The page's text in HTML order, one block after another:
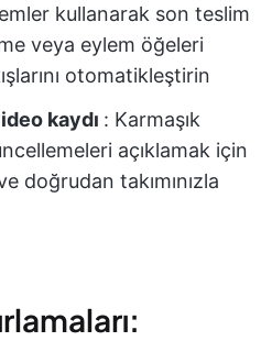
kullanarak son teslim
veya eylem öğeleri
otomatikleştirin
kaydı : Karmaşık
açıklamak için
doğrudan takımınızla